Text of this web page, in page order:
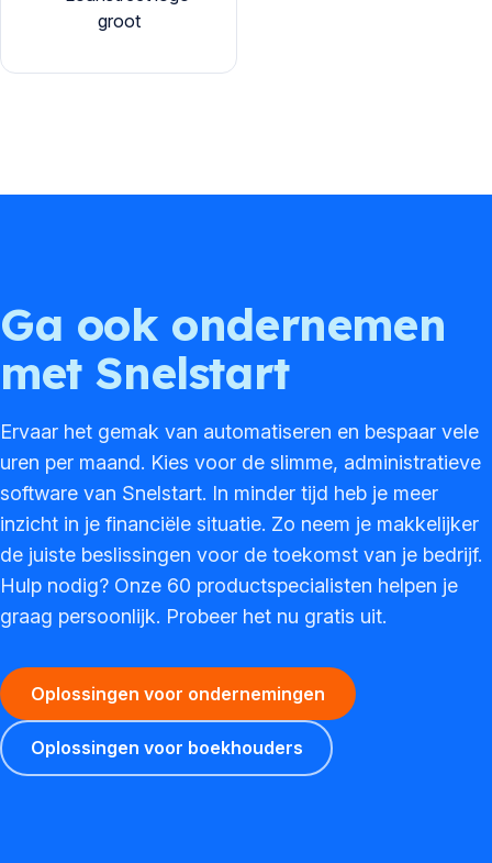
Ga ook ondernemen
met Snelstart
Ervaar het gemak van automatiseren en bespaar vele
uren per maand. Kies voor de slimme, administratieve
software van Snelstart. In minder tijd heb je meer
inzicht in je financiële situatie. Zo neem je makkelijker
de juiste beslissingen voor de toekomst van je bedrijf.
Hulp nodig? Onze 60 productspecialisten helpen je
graag persoonlijk. Probeer het nu gratis uit.
Oplossingen voor ondernemingen
Oplossingen voor boekhouders